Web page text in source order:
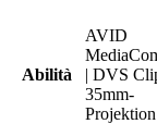
Abilità
AVID
| DVS
35mm-
Projektion